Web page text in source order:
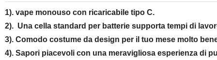
1). vape monouso con ricaricabile tipo C.
2). Una cella standard per batterie supporta tempi di
3). Comodo costume da design per il tuo mese molto
4). Sapori piacevoli con una meravigliosa esperienza di